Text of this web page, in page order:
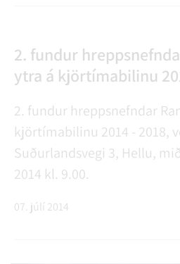
2. fundur
ytra á kjörtímabilinu
2. fundur hreppsnefndar
kjörtímabilinu 2014 - 2018,
Suðurlandsvegi 3, Hellu,
2014 kl. 9.00.
07. júlí 2014